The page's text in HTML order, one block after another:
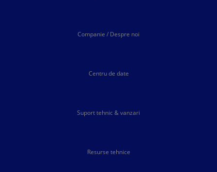
Companie / Despre noi
Centru de date
Suport tehnic & vanzari
Resurse tehnice